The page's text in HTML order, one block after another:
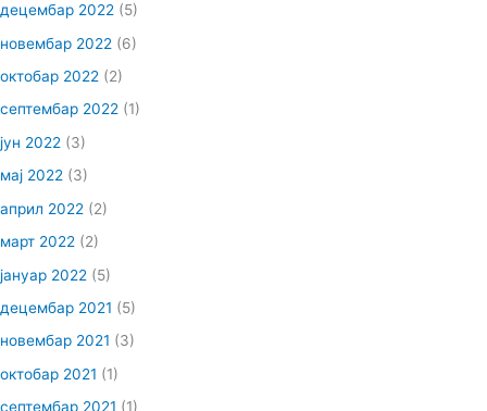
децембар 2022 (5)
новембар 2022 (6)
октобар 2022 (2)
септембар 2022 (1)
јун 2022 (3)
мај 2022 (3)
април 2022 (2)
март 2022 (2)
јануар 2022 (5)
децембар 2021 (5)
новембар 2021 (3)
октобар 2021 (1)
септембар 2021 (1)